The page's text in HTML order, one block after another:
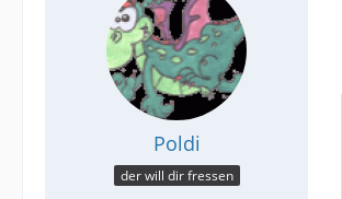
Poldi
der will dir fressen